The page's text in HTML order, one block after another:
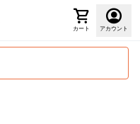
カート アカウント